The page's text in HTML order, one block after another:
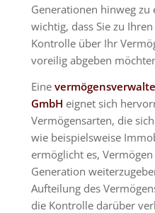
Generationen hinweg
wichtig, dass Sie zu
Kontrolle über Ihr
voreilig abgeben
Eine
GmbH eignet sich
Vermögensarten, die
wie beispielsweise
ermöglicht es,
Generation
Aufteilung des
die Kontrolle darüber